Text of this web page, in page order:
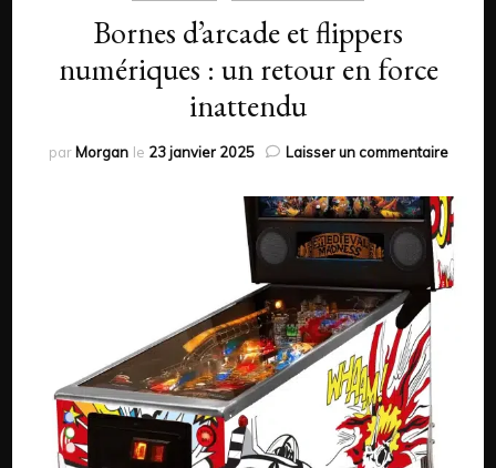
Bornes d’arcade et flippers
numériques : un retour en force
inattendu
par Morgan le 23 janvier 2025 Laisser un commentairesur
et
: